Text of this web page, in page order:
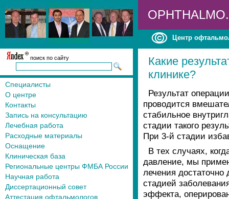
Центр
поиск по сайту
Специалисты
О центре
Контакты
Запись на консультацию
Лечебная работа
Расходные материалы
Оснащение
Клиническая база
Региональные центры ФМБА России
Научная работа
Диссертационный совет
Аттестация офтальмологов
Какие
клинике?
Результат
проводится
стабильное
стадии такого
При 3-й стадии
В тех случаях,
давление, мы
лечения
стадией
эффекта,